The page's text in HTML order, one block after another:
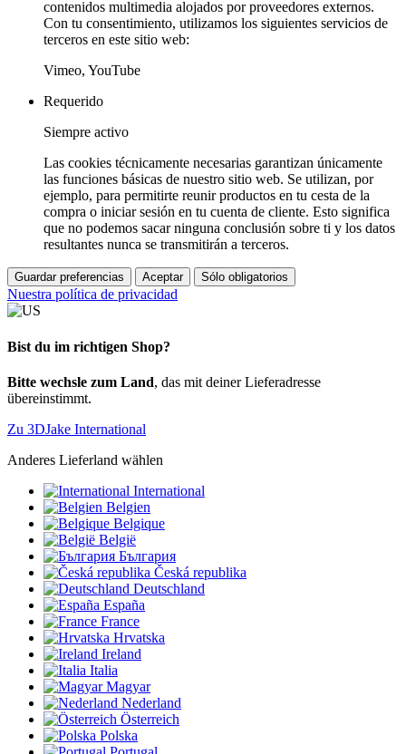
contenidos multimedia alojados por proveedores externos.
Con tu consentimiento, utilizamos los siguientes servicios de
terceros en este sitio web:
Vimeo, YouTube
Requerido
Siempre activo
Las cookies técnicamente necesarias garantizan únicamente
las funciones básicas de nuestro sitio web. Se utilizan, por
ejemplo, para permitirte reunir productos en tu cesta de la
compra o iniciar sesión en tu cuenta de cliente. Esto significa
que no podemos sacar ninguna conclusión sobre ti y los datos
resultantes nunca se transmitirán a terceros.
Guardar preferencias Aceptar Sólo obligatorios
Nuestra política de privacidad
Bist du im richtigen Shop?
Bitte wechsle zum Land, das mit deiner Lieferadresse
übereinstimmt.
Zu 3DJake International
Anderes Lieferland wählen
International
Belgien
Belgique
België
България
Česká republika
Deutschland
España
France
Hrvatska
Ireland
Italia
Magyar
Nederland
Österreich
Polska